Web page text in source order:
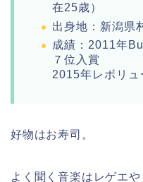
在25歳）
出身地：新潟県
成績：2011年
７位入賞
2015年レボリュ
好物はお寿司。
よく聞く音楽はレゲエや